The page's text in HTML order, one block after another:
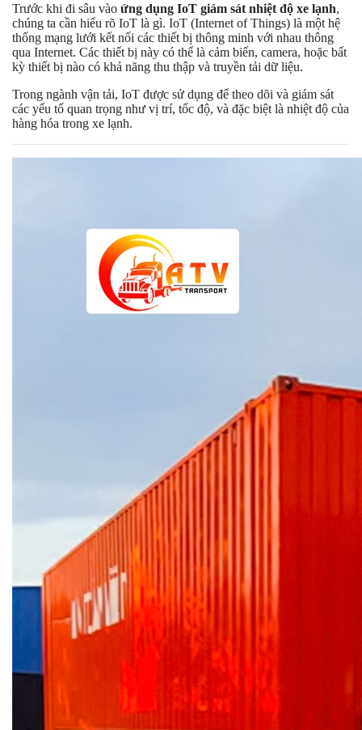
Trước khi đi sâu vào ứng dụng IoT giám sát nhiệt độ xe lạnh,
chúng ta cần hiểu rõ IoT là gì. IoT (Internet of Things) là một hệ
thống mạng lưới kết nối các thiết bị thông minh với nhau thông
qua Internet. Các thiết bị này có thể là cảm biến, camera, hoặc bất
kỳ thiết bị nào có khả năng thu thập và truyền tải dữ liệu.
Trong ngành vận tải, IoT được sử dụng để theo dõi và giám sát
các yếu tố quan trọng như vị trí, tốc độ, và đặc biệt là nhiệt độ của
hàng hóa trong xe lạnh.